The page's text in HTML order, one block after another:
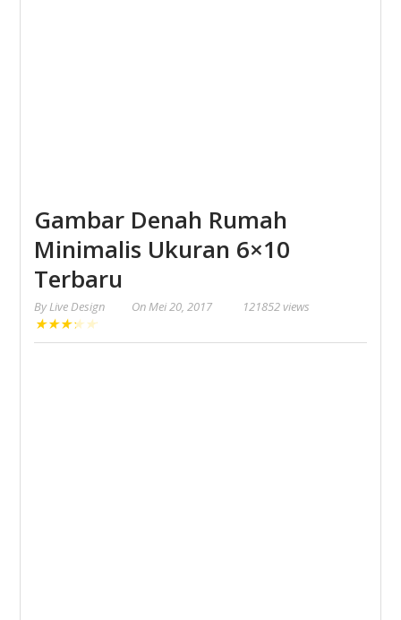
Gambar Denah Rumah
Minimalis Ukuran 6×10
Terbaru
ByLive Design OnMei 20, 2017 121852 views
★★★★★